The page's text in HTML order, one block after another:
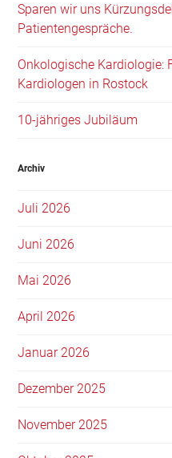
Sparen wir uns
Patientengespräche.
Onkologische Kardiologie:
Kardiologen in Rostock
10-jähriges Jubiläum
Archiv
Juli 2026
Juni 2026
Mai 2026
April 2026
Januar 2026
Dezember 2025
November 2025